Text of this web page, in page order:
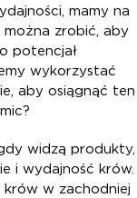
mamy na
można zrobić, aby
potencjał
wykorzystać
aby osiągnąć ten
widzą produkty,
i wydajność krów.
krów w zachodniej